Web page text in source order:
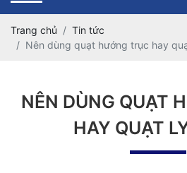
Trang chủ
Tin tức
Nên dùng quạt hướng trục hay
NÊN DÙNG QUẠT
HAY QUẠT